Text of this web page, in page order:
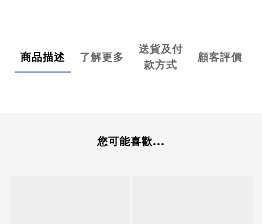
商品描述 了解更多
送貨及付
款方式
顧客評價
您可能喜歡...